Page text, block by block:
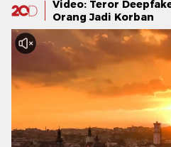
Video: Teror
Orang Jadi Korban